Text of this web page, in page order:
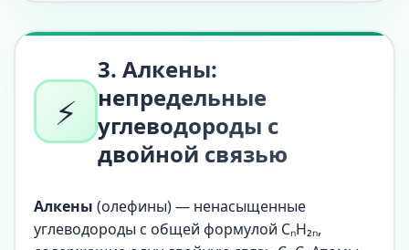
⚡
3. Алкены:
непредельные
углеводороды с
двойной связью
Алкены (олефины) — ненасыщенные
углеводороды с общей формулой CₙH₂ₙ,